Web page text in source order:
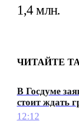
1,4 млн.
ЧИТАЙТЕ
В Госдуме
стоит ждать
12:12